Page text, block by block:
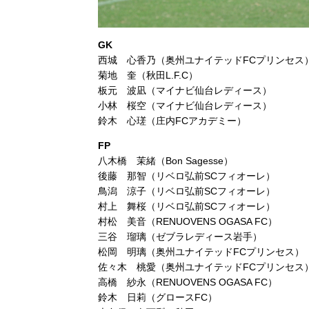
GK
西城 心香乃（奥州ユナイテッドFCプリンセス
菊地 奎（秋田L.F.C）
板元 波凪（マイナビ仙台レディース）
小林 桜空（マイナビ仙台レディース）
鈴木 心瑳（庄内FCアカデミー）
FP
八木橋 茉緒（Bon Sagesse）
後藤 那智（リベロ弘前SCフィオーレ）
鳥潟 涼子（リベロ弘前SCフィオーレ）
村上 舞桜（リベロ弘前SCフィオーレ）
村松 美音（RENUOVENS OGASA FC）
三谷 瑠璃（ゼブラレディース岩手）
松岡 明璃（奥州ユナイテッドFCプリンセス）
佐々木 桃愛（奥州ユナイテッドFCプリンセス
高橋 紗永（RENUOVENS OGASA FC）
鈴木 日莉（グロースFC）